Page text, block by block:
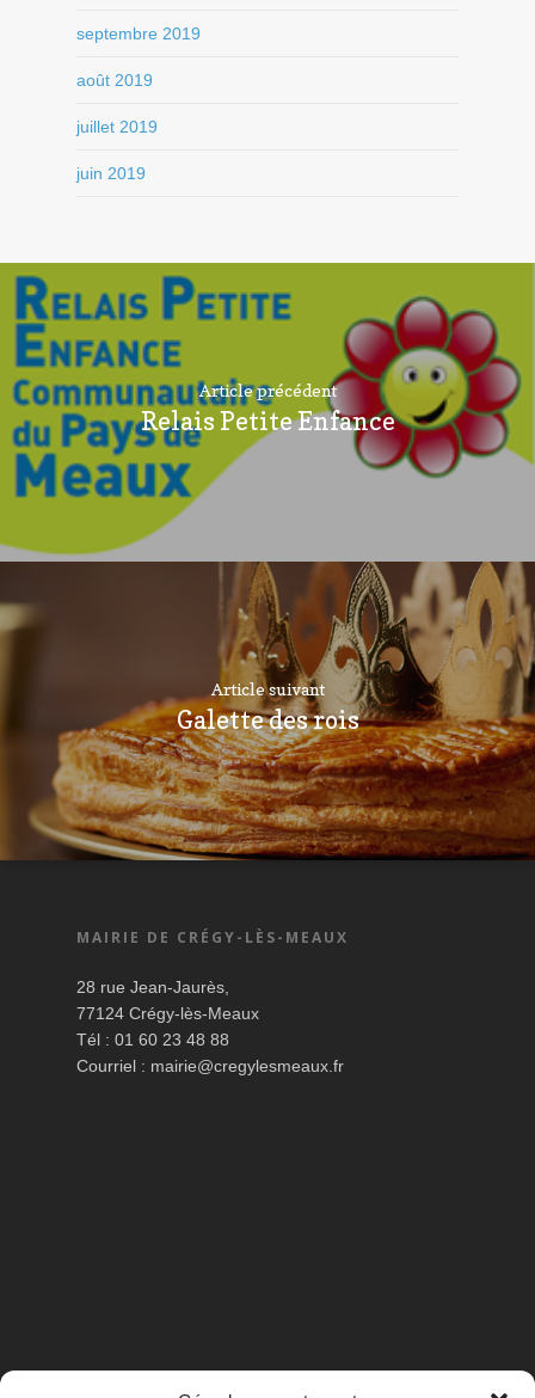
septembre 2019
août 2019
juillet 2019
juin 2019
Article précédent
Relais Petite Enfance
Article suivant
Galette des rois
MAIRIE DE CRÉGY-LÈS-MEAUX
28 rue Jean-Jaurès,
77124 Crégy-lès-Meaux
Tél : 01 60 23 48 88
Courriel : mairie@cregylesmeaux.fr